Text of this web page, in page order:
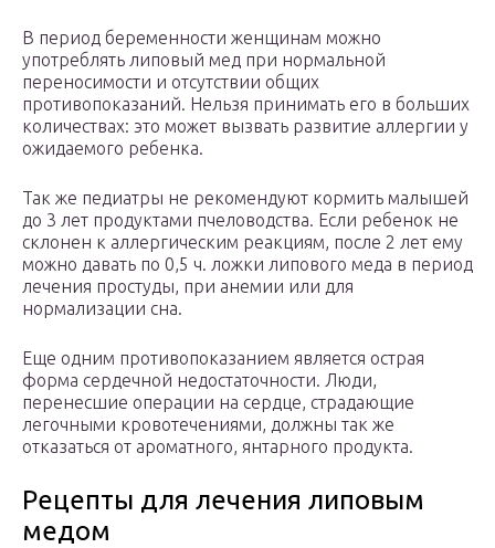
В период беременности женщинам можно
употреблять липовый мед при нормальной
переносимости и отсутствии общих
противопоказаний. Нельзя принимать его в больших
количествах: это может вызвать развитие аллергии у
ожидаемого ребенка.
Так же педиатры не рекомендуют кормить малышей
до 3 лет продуктами пчеловодства. Если ребенок не
склонен к аллергическим реакциям, после 2 лет ему
можно давать по 0,5 ч. ложки липового меда в период
лечения простуды, при анемии или для
нормализации сна.
Еще одним противопоказанием является острая
форма сердечной недостаточности. Люди,
перенесшие операции на сердце, страдающие
легочными кровотечениями, должны так же
отказаться от ароматного, янтарного продукта.
Рецепты для лечения липовым
медом